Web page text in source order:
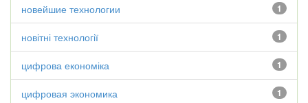
1
новейшие технологии
1
новітні технології
1
цифрова економіка
1
цифровая экономика